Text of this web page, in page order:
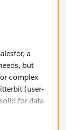
a
but
complex
(user-
for data
budget,